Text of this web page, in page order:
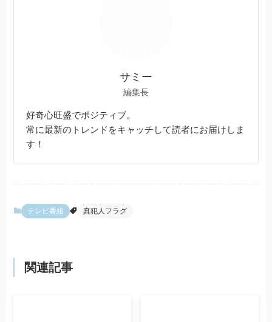
サミー
編集長
好奇心旺盛でポジティブ。
常に最新のトレンドをキャッチして読者にお届けしま
す！
テレビ番組 真犯人フラグ
関連記事